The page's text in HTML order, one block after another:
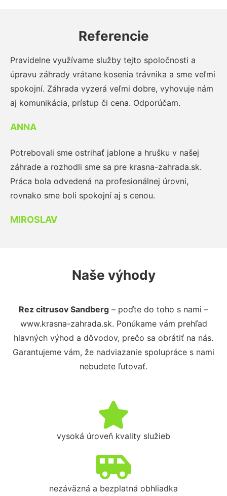
Referencie
Pravidelne využívame služby tejto spoločnosti a
úpravu záhrady vrátane kosenia trávnika a sme veľmi
spokojní. Záhrada vyzerá veľmi dobre, vyhovuje nám
aj komunikácia, prístup či cena. Odporúčam.
ANNA
Potrebovali sme ostrihať jablone a hrušku v našej
záhrade a rozhodli sme sa pre krasna-zahrada.sk.
Práca bola odvedená na profesionálnej úrovni,
rovnako sme boli spokojní aj s cenou.
MIROSLAV
Naše výhody
Rez citrusov Sandberg – poďte do toho s nami –
www.krasna-zahrada.sk. Ponúkame vám prehľad
hlavných výhod a dôvodov, prečo sa obrátiť na nás.
Garantujeme vám, že nadviazanie spolupráce s nami
nebudete ľutovať.
vysoká úroveň kvality služieb
nezáväzná a bezplatná obhliadka